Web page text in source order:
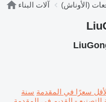
آلات البناء (الأوناش)
سعرًا في المقدمة سنة